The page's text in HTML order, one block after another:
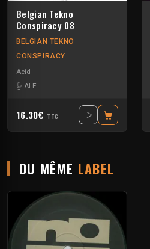
Belgian Tekno
Conspiracy 08
BELGIAN TEKNO
CONSPIRACY
Acid
ALF
16.30€ TTC
DU MÊME LABEL